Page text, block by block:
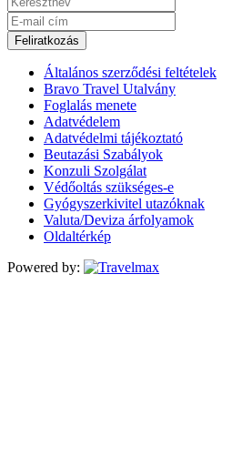
Feliratkozás
Általános szerződési feltételek
Bravo Travel Utalvány
Foglalás menete
Adatvédelem
Adatvédelmi tájékoztató
Beutazási Szabályok
Konzuli Szolgálat
Védőoltás szükséges-e
Gyógyszerkivitel utazóknak
Valuta/Deviza árfolyamok
Oldaltérkép
Powered by: